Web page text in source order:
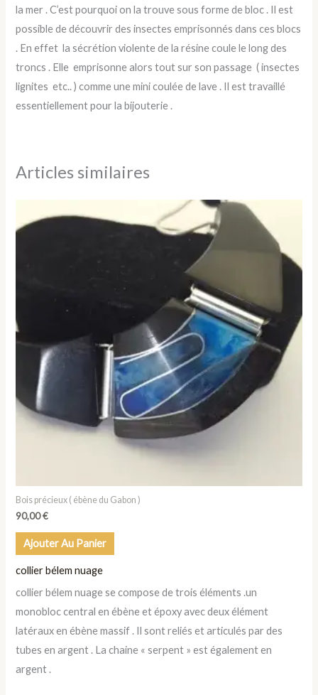
la mer . C’est pourquoi on la trouve sous forme de bloc . Il est
possible de découvrir des insectes emprisonnés dans ces blocs
. En effet la sécrétion violente de la résine coule le long des
troncs . Elle emprisonne alors tout sur son passage ( insectes
lignites etc.. ) comme une mini coulée de lave . Il est travaillé
essentiellement pour la bijouterie .
Articles similaires
Bois précieux ( ébène du Gabon )
90,00€
Ajouter Au Panier
collier bélem nuage
collier bélem nuage se compose de trois éléments .un
monobloc central en ébène et époxy avec deux élément
latéraux en ébène massif . Il sont reliés et articulés par des
tubes en argent . La chaine « serpent » est également en
argent .